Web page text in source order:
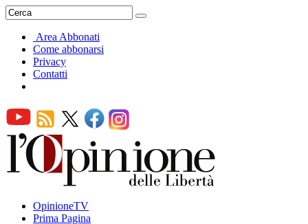
Area Abbonati
Come abbonarsi
Privacy
Contatti
OpinioneTV
Prima Pagina